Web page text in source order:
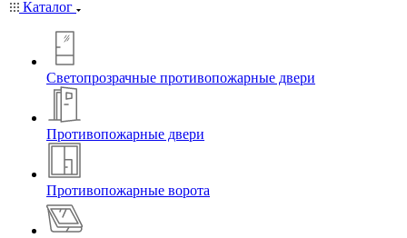
Каталог
Светопрозрачные противопожарные двери
Противопожарные двери
Противопожарные ворота